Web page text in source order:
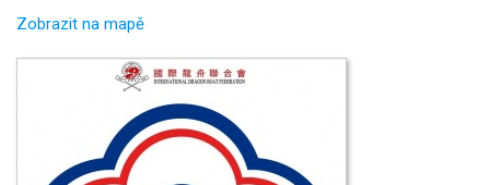
Zobrazit na mapě